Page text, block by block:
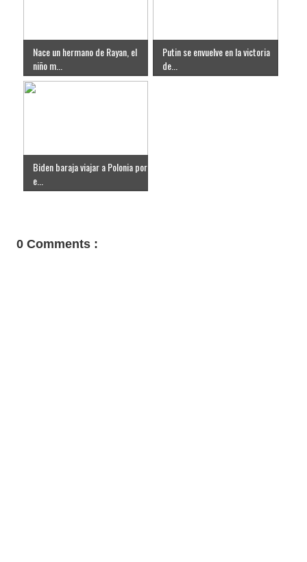
Nace un hermano de Rayan, el
niño m...
Putin se envuelve en la victoria
de...
Biden baraja viajar a Polonia por
e...
0 Comments :